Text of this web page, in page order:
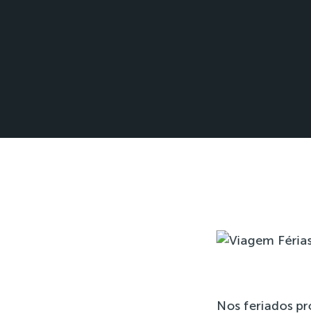
Nos feriados